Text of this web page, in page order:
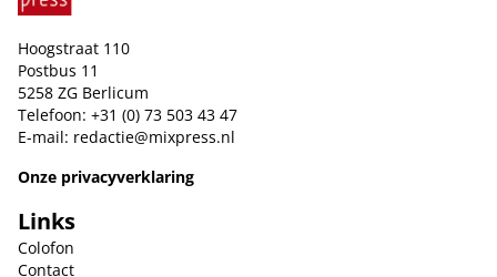
Hoogstraat 110
Postbus 11
5258 ZG Berlicum
Telefoon: +31 (0) 73 503 43 47
E-mail: redactie@mixpress.nl
Onze privacyverklaring
Links
Colofon
Contact